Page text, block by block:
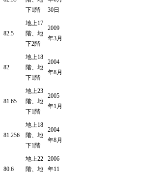
下1階
30日
82.5
地上17
階、地
下2階
2009
年3月
82
地上18
階、地
下1階
2004
年8月
81.65
地上23
階、地
下1階
2005
年1月
81.256
地上18
階、地
下1階
2004
年8月
80.6
地上22
階、地
2006
年11